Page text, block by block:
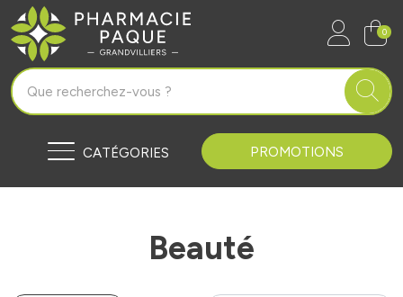
Pharmacie Paque Grandvilliers
0
CATÉGORIES PROMOTIONS
Beauté